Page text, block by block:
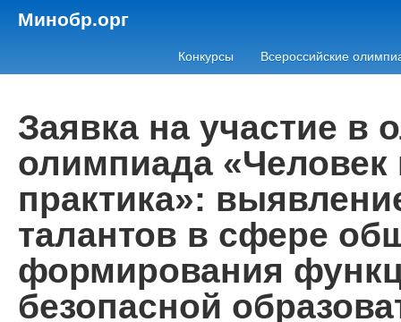
Минобр.орг
Конкурсы Всероссийские
Заявка на участие в
олимпиада
практика»:
талантов в сфере
формирования
безопасной